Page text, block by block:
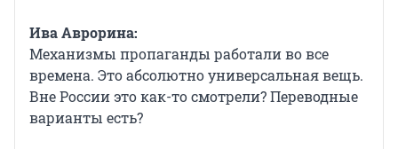
Ива Аврорина:
Механизмы пропаганды работали во все
времена. Это абсолютно универсальная вещь.
Вне России это как-то смотрели? Переводные
варианты есть?